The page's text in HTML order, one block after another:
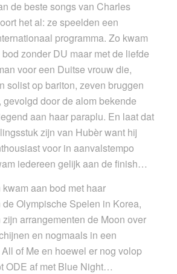
de beste songs van Charles
het al: ze speelden een
programma. Zo kwam
zonder DU maar met de liefde
voor een Duitse vrouw die,
solist op bariton, zeven bruggen
gevolgd door de alom bekende
aan haar paraplu. En laat dat
zijn van Hubèr want hij
voor in aanvalstempo
iedereen gelijk aan de finish…
aan bod met haar
Olympische Spelen in Korea,
arrangementen de Moon over
en nogmaals in een
of Me en hoewel er nog volop
ODE af met Blue Night…